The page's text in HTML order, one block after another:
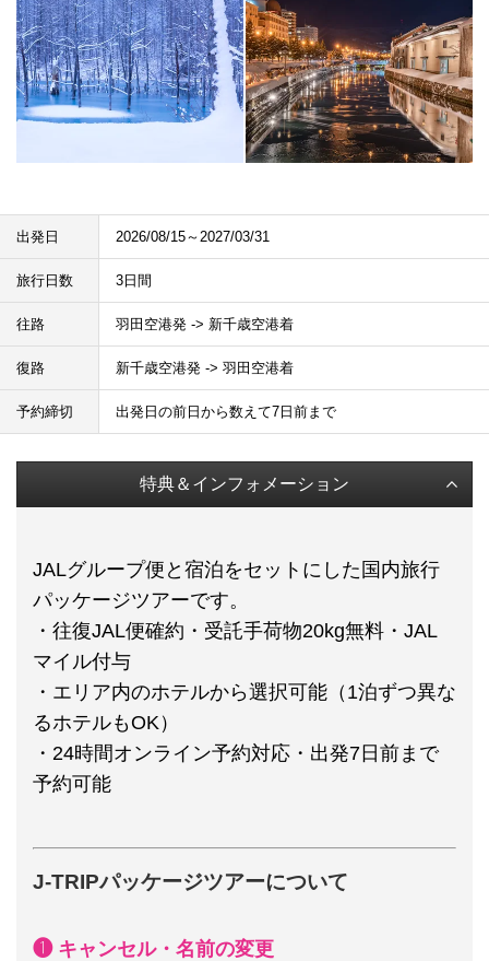
出発日 2026/08/15～2027/03/31
旅行日数 3日間
往路 羽田空港発 -> 新千歳空港着
復路 新千歳空港発 -> 羽田空港着
予約締切 出発日の前日から数えて7日前まで
特典＆インフォメーション
JALグループ便と宿泊をセットにした国内旅行
パッケージツアーです。
・往復JAL便確約・受託手荷物20kg無料・JAL
マイル付与
・エリア内のホテルから選択可能（1泊ずつ異な
るホテルもOK）
・24時間オンライン予約対応・出発7日前まで
予約可能
J-TRIPパッケージツアーについて
❶ キャンセル・名前の変更